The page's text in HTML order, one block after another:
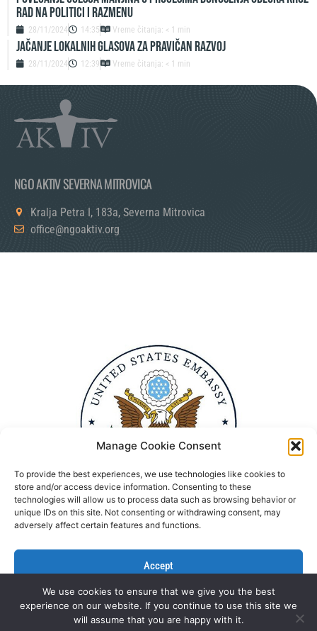
Manage Cookie Consent
To provide the best experiences, we use technologies like cookies to
store and/or access device information. Consenting to these
technologies will allow us to process data such as browsing behavior or
unique IDs on this site. Not consenting or withdrawing consent, may
adversely affect certain features and functions.
Accept
Deny
rad na politici i razmenu
28/11/2024 14:35 Vreme čitanja: < 1 min
Jačanje lokalnih glasova za pravičan razvoj
28/11/2024 12:39 Vreme čitanja: < 1 min
NGO AKTIV SEVERNA MITROVICA
Kralja Petra I, 183a, Severna Mitrovica
office@ngoaktiv.org
Politika Privatnosti Kontaktirajte nas
We use cookies to ensure that we give you the best
experience on our website. If you continue to use this site we
will assume that you are happy with it.